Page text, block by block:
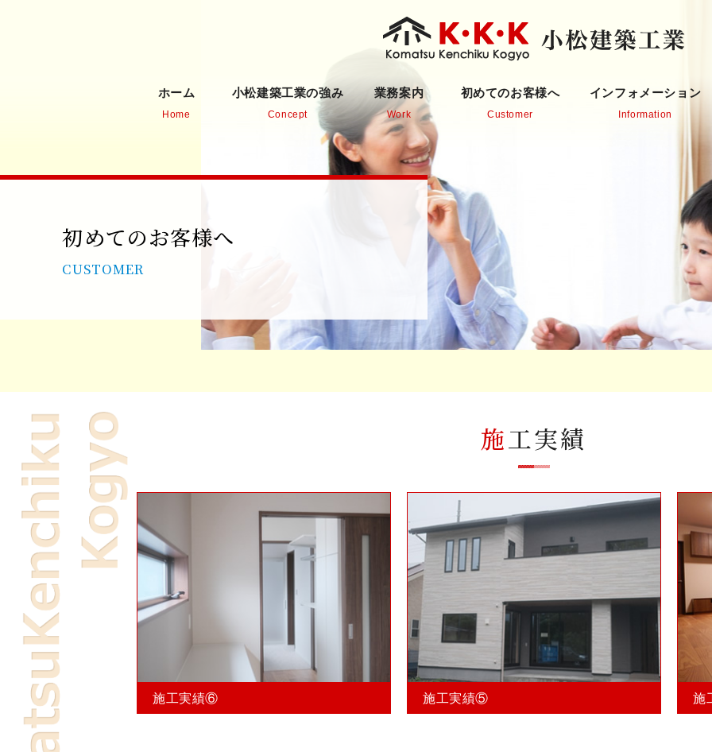
ホーム
Home
小松建築工業の強み
Concept
業務案内
Work
初めてのお客様へ
Customer
インフォメーション
Information
初めてのお客様へ
CUSTOMER
施工実績
施工実績⑥ 施工実績⑤ 施